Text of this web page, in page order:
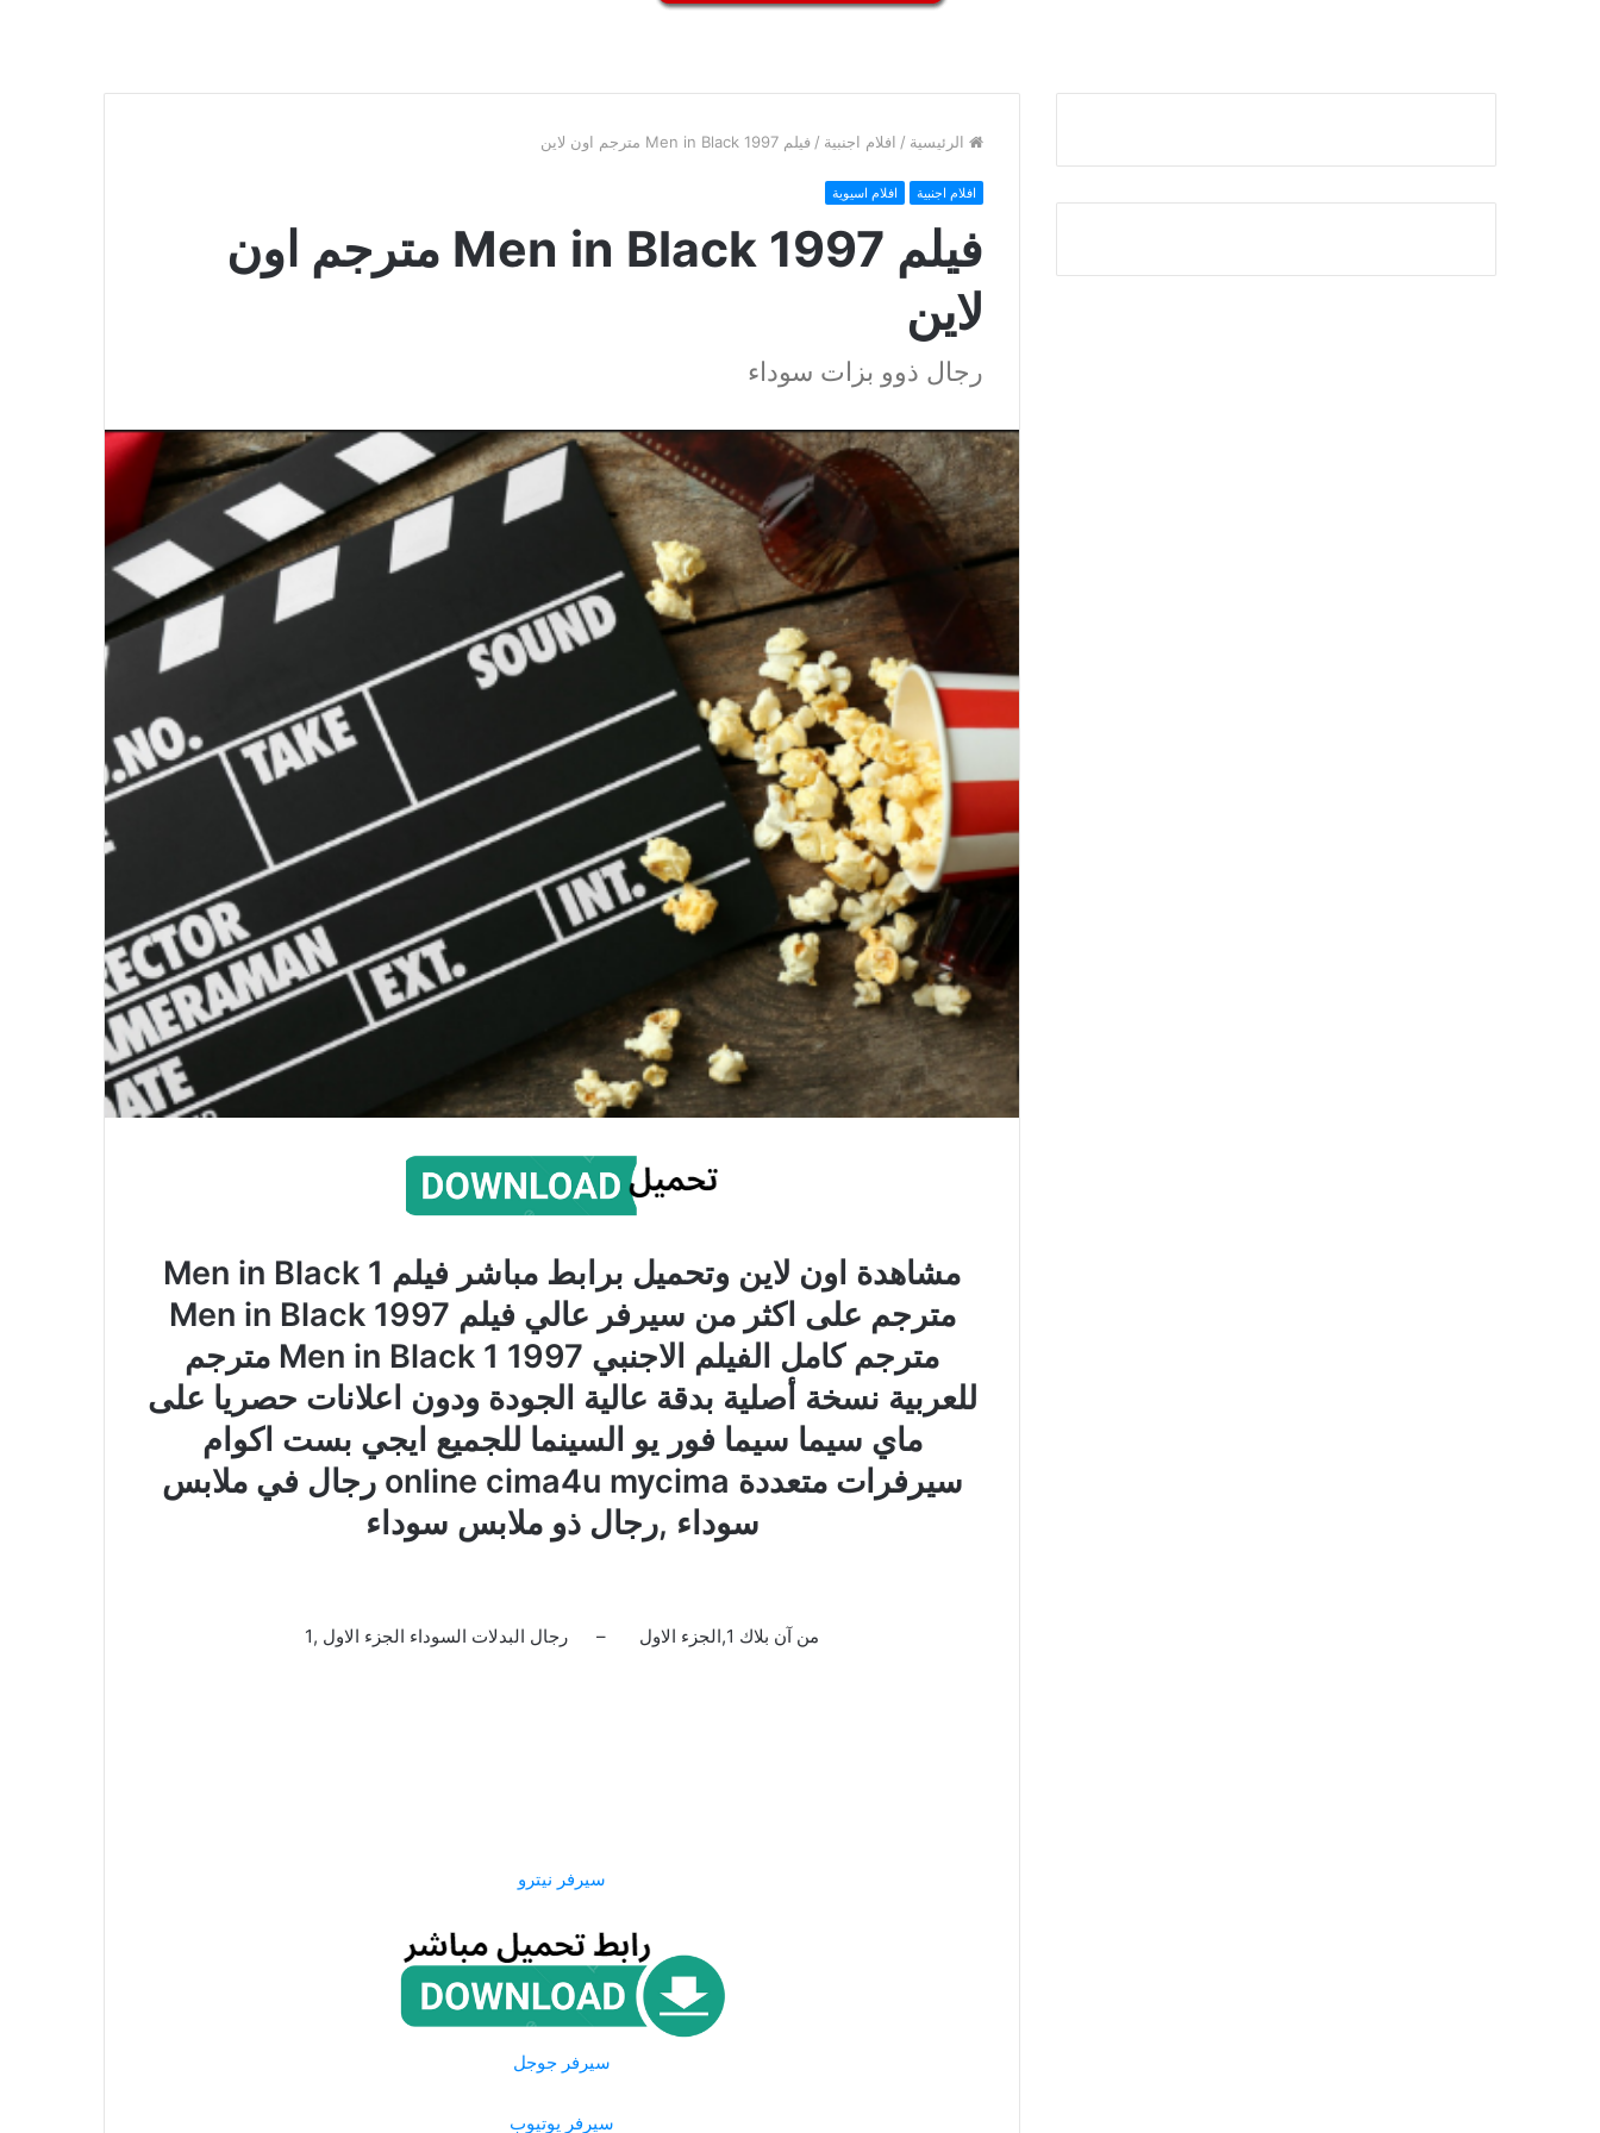
الرئيسية / افلام اجنبية / فيلم Men in Black 1997 مترجم اون لاين
افلام اجنبية افلام اسيوية
فيلم Men in Black 1997 مترجم اون
لاين
رجال ذوو بزات سوداء
مشاهدة اون لاين وتحميل برابط مباشر فيلم Men in Black 1
مترجم على اكثر من سيرفر عالي فيلم Men in Black 1997
مترجم كامل الفيلم الاجنبي Men in Black 1 1997 مترجم
للعربية نسخة أصلية بدقة عالية الجودة ودون اعلانات حصريا على
ماي سيما سيما فور يو السينما للجميع ايجي بست اكوام
سيرفرات متعددة online cima4u mycima رجال في ملابس
سوداء ,رجال ذو ملابس سوداء
من آن بلاك 1,الجزء الاول – رجال البدلات السوداء الجزء الاول ,1
سيرفر نيترو
سيرفر جوجل
سيرفر يوتيوب